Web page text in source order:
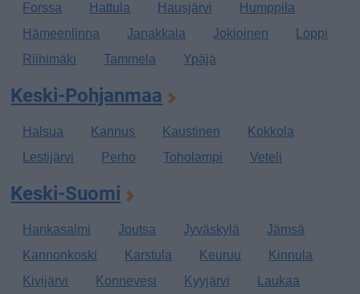
Forssa Hattula Hausjärvi
Humppila
Hämeenlinna
Janakkala Jokioinen
Loppi
Riihimäki
Tammela Ypäjä
Keski-Pohjanmaa
Halsua Kannus Kaustinen
Kokkola
Lestijärvi
Perho Toholampi Veteli
Keski-Suomi
Hankasalmi Joutsa Jyväskylä
Jämsä
Kannonkoski
Karstula Keuruu
Kinnula
Kivijärvi
Konnevesi Kyyjärvi
Laukaa